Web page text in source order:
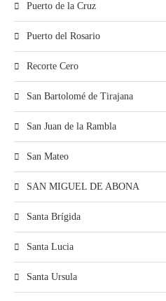
Puerto de la Cruz
Puerto del Rosario
Recorte Cero
San Bartolomé de Tirajana
San Juan de la Rambla
San Mateo
SAN MIGUEL DE ABONA
Santa Brígida
Santa Lucia
Santa Ursula